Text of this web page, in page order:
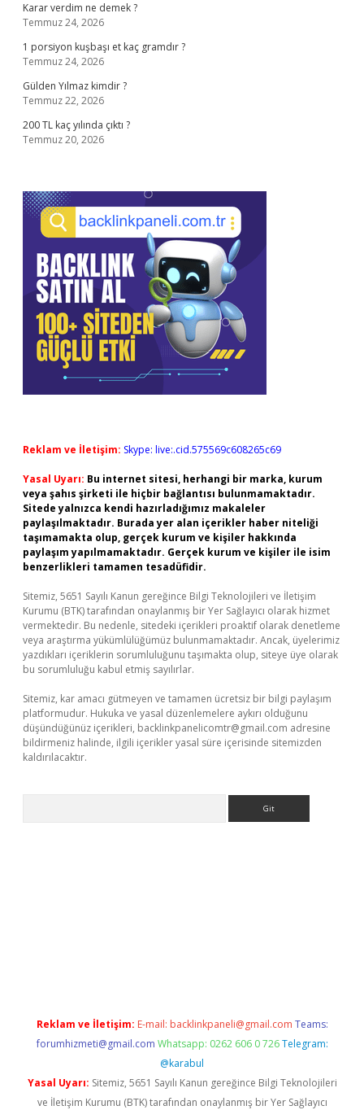
Karar verdim ne demek ?
Temmuz 24, 2026
1 porsiyon kuşbaşı et kaç gramdır ?
Temmuz 24, 2026
Gülden Yılmaz kimdir ?
Temmuz 22, 2026
200 TL kaç yılında çıktı ?
Temmuz 20, 2026
Reklam ve İletişim: Skype: live:.cid.575569c608265c69
Yasal Uyarı: Bu internet sitesi, herhangi bir marka, kurum
veya şahıs şirketi ile hiçbir bağlantısı bulunmamaktadır.
Sitede yalnızca kendi hazırladığımız makaleler
paylaşılmaktadır. Burada yer alan içerikler haber niteliği
taşımamakta olup, gerçek kurum ve kişiler hakkında
paylaşım yapılmamaktadır. Gerçek kurum ve kişiler ile isim
benzerlikleri tamamen tesadüfidir.
Sitemiz, 5651 Sayılı Kanun gereğince Bilgi Teknolojileri ve İletişim
Kurumu (BTK) tarafından onaylanmış bir Yer Sağlayıcı olarak hizmet
vermektedir. Bu nedenle, sitedeki içerikleri proaktif olarak denetleme
veya araştırma yükümlülüğümüz bulunmamaktadır. Ancak, üyelerimiz
yazdıkları içeriklerin sorumluluğunu taşımakta olup, siteye üye olarak
bu sorumluluğu kabul etmiş sayılırlar.
Sitemiz, kar amacı gütmeyen ve tamamen ücretsiz bir bilgi paylaşım
platformudur. Hukuka ve yasal düzenlemelere aykırı olduğunu
düşündüğünüz içerikleri, backlinkpanelicomtr@gmail.com adresine
bildirmeniz halinde, ilgili içerikler yasal süre içerisinde sitemizden
kaldırılacaktır.
Reklam ve İletişim: E-mail: backlinkpaneli@gmail.com Teams:
forumhizmeti@gmail.com Whatsapp: 0262 606 0 726 Telegram:
@karabul
Yasal Uyarı: Sitemiz, 5651 Sayılı Kanun gereğince Bilgi Teknolojileri
ve İletişim Kurumu (BTK) tarafından onaylanmış bir Yer Sağlayıcı